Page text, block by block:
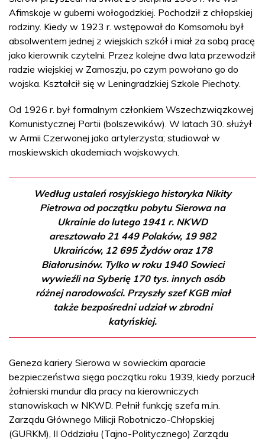
Afimskoje w guberni wołogodzkiej. Pochodził z chłopskiej
rodziny. Kiedy w 1923 r. wstępował do Komsomołu był
absolwentem jednej z wiejskich szkół i miał za sobą pracę
jako kierownik czytelni. Przez kolejne dwa lata przewodził
radzie wiejskiej w Zamoszju, po czym powołano go do
wojska. Kształcił się w Leningradzkiej Szkole Piechoty.
Od 1926 r. był formalnym członkiem Wszechzwiązkowej
Komunistycznej Partii (bolszewików). W latach 30. służył
w Armii Czerwonej jako artylerzysta; studiował w
moskiewskich akademiach wojskowych.
Według ustaleń rosyjskiego historyka Nikity
Pietrowa od początku pobytu Sierowa na
Ukrainie do lutego 1941 r. NKWD
aresztowało 21 449 Polaków, 19 982
Ukraińców, 12 695 Żydów oraz 178
Białorusinów. Tylko w roku 1940 Sowieci
wywieźli na Syberię 170 tys. innych osób
różnej narodowości. Przyszły szef KGB miał
także bezpośredni udział w zbrodni
katyńskiej.
Geneza kariery Sierowa w sowieckim aparacie
bezpieczeństwa sięga początku roku 1939, kiedy porzucił
żołnierski mundur dla pracy na kierowniczych
stanowiskach w NKWD. Pełnił funkcję szefa m.in.
Zarządu Głównego Milicji Robotniczo-Chłopskiej
(GURKM), II Oddziału (Tajno-Politycznego) Zarządu